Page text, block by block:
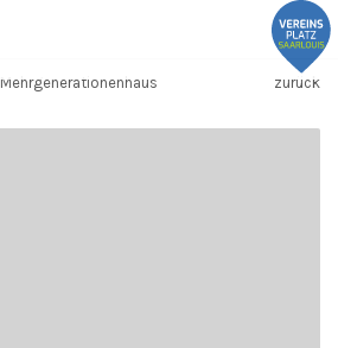
Mehrgenerationenhaus
zurück